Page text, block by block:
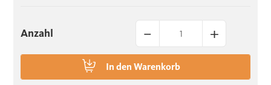
Anzahl – +
In den Warenkorb